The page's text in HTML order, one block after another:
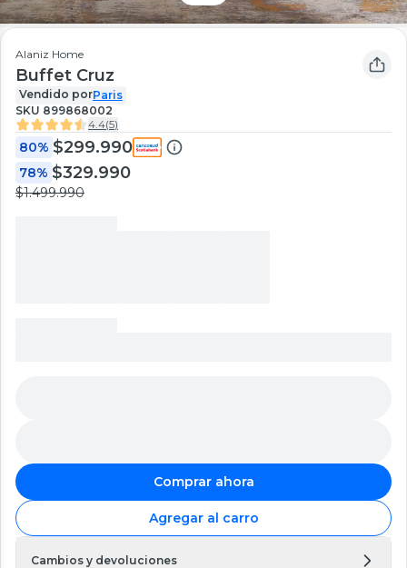
Alaniz Home
Buffet Cruz
Vendido porParis
SKU 899868002
4.4(5)
80% $299.990
78% $329.990
$1.499.990
Comprar ahora
Agregar al carro
Cambios y devoluciones